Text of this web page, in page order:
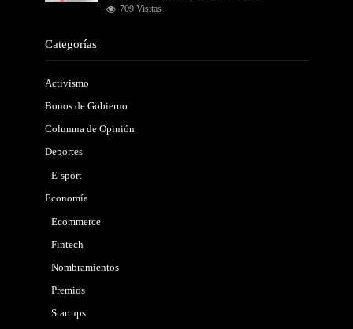
709 Visitas
Categorías
Activismo
Bonos de Gobierno
Columna de Opinión
Deportes
E-sport
Economía
Ecommerce
Fintech
Nombramientos
Premios
Startups